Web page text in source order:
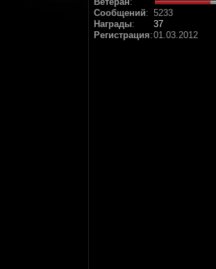
Сообщений: 5233
Награды:
37
Регистрация:01.03.2012